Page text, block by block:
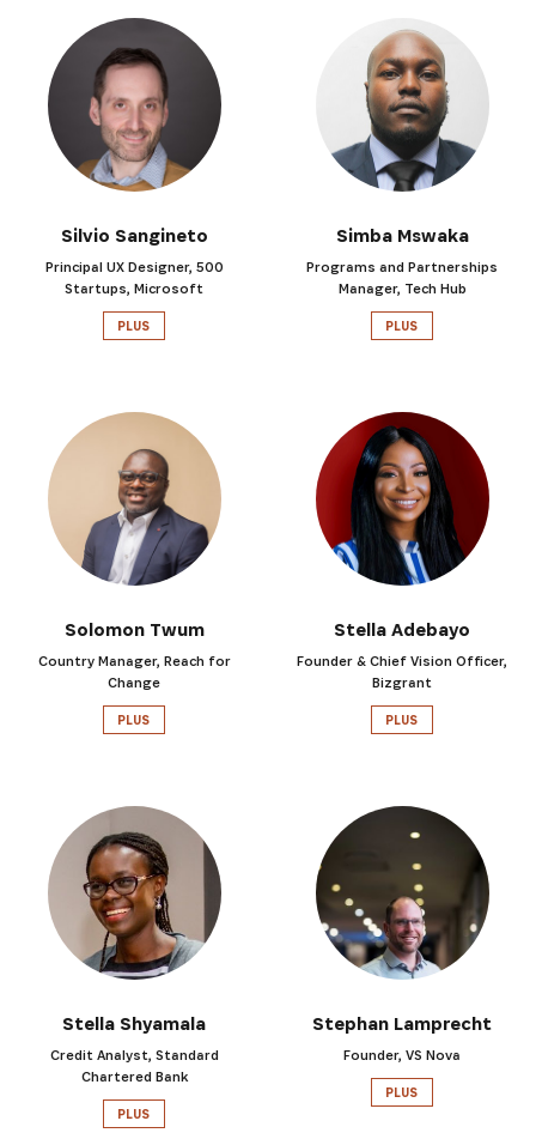
Silvio Sangineto
Principal UX Designer, 500
Startups, Microsoft
PLUS
Simba Mswaka
Programs and Partnerships
Manager, Tech Hub
PLUS
Solomon Twum
Country Manager, Reach for
Change
PLUS
Stella Adebayo
Founder & Chief Vision Officer,
Bizgrant
PLUS
Stella Shyamala
Credit Analyst, Standard
Chartered Bank
PLUS
Stephan Lamprecht
Founder, VS Nova
PLUS